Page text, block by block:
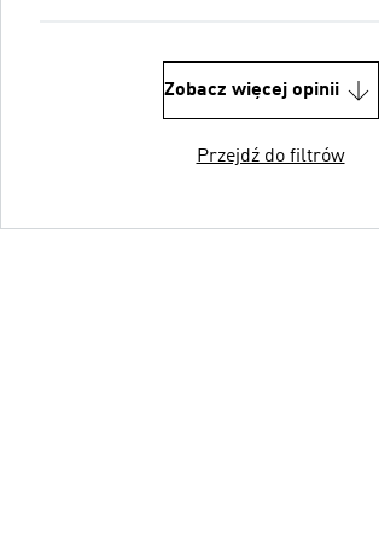
Zobacz więcej opinii
Przejdź do filtrów